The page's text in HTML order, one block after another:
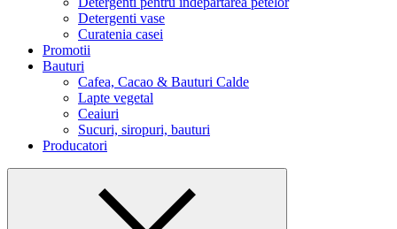
Detergenti vase
Curatenia casei
Promotii
Bauturi
Cafea, Cacao & Bauturi Calde
Lapte vegetal
Ceaiuri
Sucuri, siropuri, bauturi
Producatori